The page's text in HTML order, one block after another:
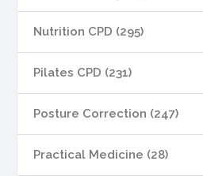
Nutrition CPD (295)
Pilates CPD (231)
Posture Correction (247)
Practical Medicine (28)